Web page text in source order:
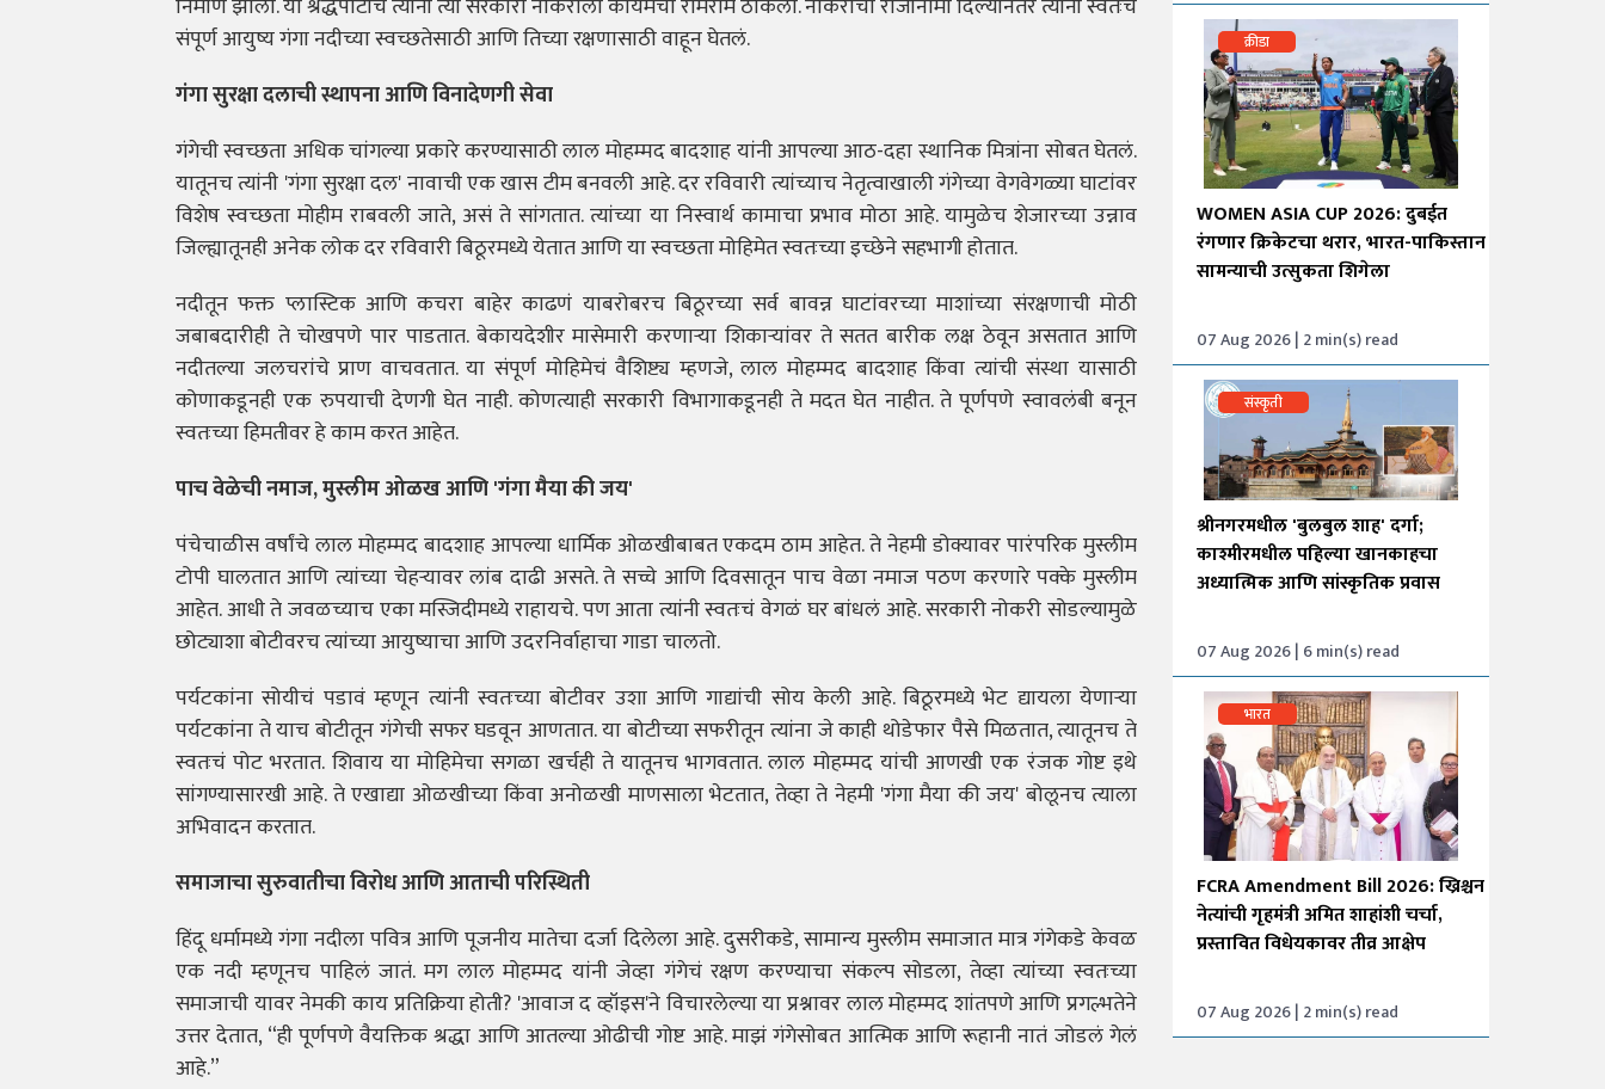
निर्माण झाली. या श्रद्धेपोटीच त्यांनी त्या सरकारी नोकरीला कायमचा रामराम ठोकला. नोकरीचा राजीनामा दिल्यानंतर त्यांनी स्वतःचं
संपूर्ण आयुष्य गंगा नदीच्या स्वच्छतेसाठी आणि तिच्या रक्षणासाठी वाहून घेतलं.
गंगा सुरक्षा दलाची स्थापना आणि विनादेणगी सेवा
गंगेची स्वच्छता अधिक चांगल्या प्रकारे करण्यासाठी लाल मोहम्मद बादशाह यांनी आपल्या आठ-दहा स्थानिक मित्रांना सोबत घेतलं.
यातूनच त्यांनी 'गंगा सुरक्षा दल' नावाची एक खास टीम बनवली आहे. दर रविवारी त्यांच्याच नेतृत्वाखाली गंगेच्या वेगवेगळ्या घाटांवर
विशेष स्वच्छता मोहीम राबवली जाते, असं ते सांगतात. त्यांच्या या निस्वार्थ कामाचा प्रभाव मोठा आहे. यामुळेच शेजारच्या उन्नाव
जिल्ह्यातूनही अनेक लोक दर रविवारी बिठूरमध्ये येतात आणि या स्वच्छता मोहिमेत स्वतःच्या इच्छेने सहभागी होतात.
नदीतून फक्त प्लास्टिक आणि कचरा बाहेर काढणं याबरोबरच बिठूरच्या सर्व बावन्न घाटांवरच्या माशांच्या संरक्षणाची मोठी
जबाबदारीही ते चोखपणे पार पाडतात. बेकायदेशीर मासेमारी करणाऱ्या शिकाऱ्यांवर ते सतत बारीक लक्ष ठेवून असतात आणि
नदीतल्या जलचरांचे प्राण वाचवतात. या संपूर्ण मोहिमेचं वैशिष्ट्य म्हणजे, लाल मोहम्मद बादशाह किंवा त्यांची संस्था यासाठी
कोणाकडूनही एक रुपयाची देणगी घेत नाही. कोणत्याही सरकारी विभागाकडूनही ते मदत घेत नाहीत. ते पूर्णपणे स्वावलंबी बनून
स्वतःच्या हिमतीवर हे काम करत आहेत.
पाच वेळेची नमाज, मुस्लीम ओळख आणि 'गंगा मैया की जय'
पंचेचाळीस वर्षांचे लाल मोहम्मद बादशाह आपल्या धार्मिक ओळखीबाबत एकदम ठाम आहेत. ते नेहमी डोक्यावर पारंपरिक मुस्लीम
टोपी घालतात आणि त्यांच्या चेहऱ्यावर लांब दाढी असते. ते सच्चे आणि दिवसातून पाच वेळा नमाज पठण करणारे पक्के मुस्लीम
आहेत. आधी ते जवळच्याच एका मस्जिदीमध्ये राहायचे. पण आता त्यांनी स्वतःचं वेगळं घर बांधलं आहे. सरकारी नोकरी सोडल्यामुळे
छोट्याशा बोटीवरच त्यांच्या आयुष्याचा आणि उदरनिर्वाहाचा गाडा चालतो.
पर्यटकांना सोयीचं पडावं म्हणून त्यांनी स्वतःच्या बोटीवर उशा आणि गाद्यांची सोय केली आहे. बिठूरमध्ये भेट द्यायला येणाऱ्या
पर्यटकांना ते याच बोटीतून गंगेची सफर घडवून आणतात. या बोटीच्या सफरीतून त्यांना जे काही थोडेफार पैसे मिळतात, त्यातूनच ते
स्वतःचं पोट भरतात. शिवाय या मोहिमेचा सगळा खर्चही ते यातूनच भागवतात. लाल मोहम्मद यांची आणखी एक रंजक गोष्ट इथे
सांगण्यासारखी आहे. ते एखाद्या ओळखीच्या किंवा अनोळखी माणसाला भेटतात, तेव्हा ते नेहमी 'गंगा मैया की जय' बोलूनच त्याला
अभिवादन करतात.
समाजाचा सुरुवातीचा विरोध आणि आताची परिस्थिती
हिंदू धर्मामध्ये गंगा नदीला पवित्र आणि पूजनीय मातेचा दर्जा दिलेला आहे. दुसरीकडे, सामान्य मुस्लीम समाजात मात्र गंगेकडे केवळ
एक नदी म्हणूनच पाहिलं जातं. मग लाल मोहम्मद यांनी जेव्हा गंगेचं रक्षण करण्याचा संकल्प सोडला, तेव्हा त्यांच्या स्वतःच्या
समाजाची यावर नेमकी काय प्रतिक्रिया होती? 'आवाज द व्हॉइस'ने विचारलेल्या या प्रश्नावर लाल मोहम्मद शांतपणे आणि प्रगल्भतेने
उत्तर देतात, “ही पूर्णपणे वैयक्तिक श्रद्धा आणि आतल्या ओढीची गोष्ट आहे. माझं गंगेसोबत आत्मिक आणि रूहानी नातं जोडलं गेलं
आहे.”
क्रीडा
WOMEN ASIA CUP 2026: दुबईत
रंगणार क्रिकेटचा थरार, भारत-पाकिस्तान
सामन्याची उत्सुकता शिगेला
07 Aug 2026 | 2 min(s) read
संस्कृती
श्रीनगरमधील 'बुलबुल शाह' दर्गा;
काश्मीरमधील पहिल्या खानकाहचा
अध्यात्मिक आणि सांस्कृतिक प्रवास
07 Aug 2026 | 6 min(s) read
भारत
FCRA Amendment Bill 2026: ख्रिश्चन
नेत्यांची गृहमंत्री अमित शाहांशी चर्चा,
प्रस्तावित विधेयकावर तीव्र आक्षेप
07 Aug 2026 | 2 min(s) read